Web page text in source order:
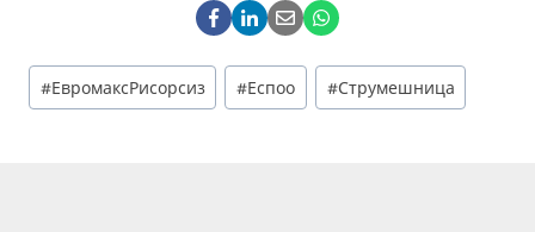
Post
Tags:
#ЕвромаксРисорсиз #Еспоо #Струмешница